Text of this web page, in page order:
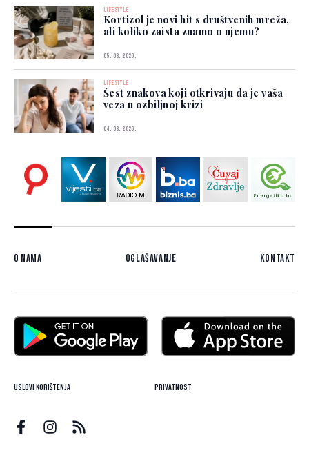
LIFESTYLE
Kortizol je novi hit s društvenih mreža,
ali koliko zaista znamo o njemu?
05. 08. 2026.
LIFESTYLE
Šest znakova koji otkrivaju da je vaša
veza u ozbiljnoj krizi
04. 08. 2026.
O nama Oglašavanje Kontakt
Uslovi korištenja Privatnost